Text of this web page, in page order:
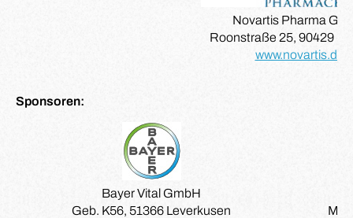
Novartis Pharma
Roonstraße 25, 90429
www.novartis.de
Sponsoren:
Bayer Vital GmbH
Geb. K56, 51366 Leverkusen